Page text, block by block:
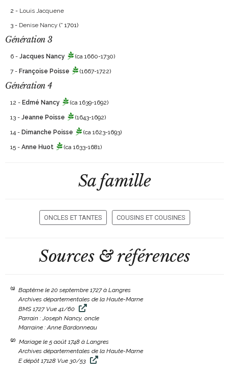
2 - Louis Jacquene
3 - Denise Nancy (° 1701)
Génération 3
6 - Jacques Nancy (ca 1660-1730)
7 - Françoise Poisse (1667-1722)
Génération 4
12 - Edmé Nancy (ca 1639-1692)
13 - Jeanne Poisse (1643-1692)
14 - Dimanche Poisse (ca 1623-1693)
15 - Anne Huot (ca 1633-1681)
Sa famille
ONCLES ET TANTES COUSINS ET COUSINES
Sources & références
(1)
Baptême le 20 septembre 1727 à Langres
Archives départementales de la Haute-Marne
BMS 1727 Vue 41/60
Parrain : Joseph Nancy, oncle
Marraine : Anne Bardonneau
(2)
Mariage le 5 août 1748 à Langres
Archives départementales de la Haute-Marne
E dépôt 17128 Vue 30/53